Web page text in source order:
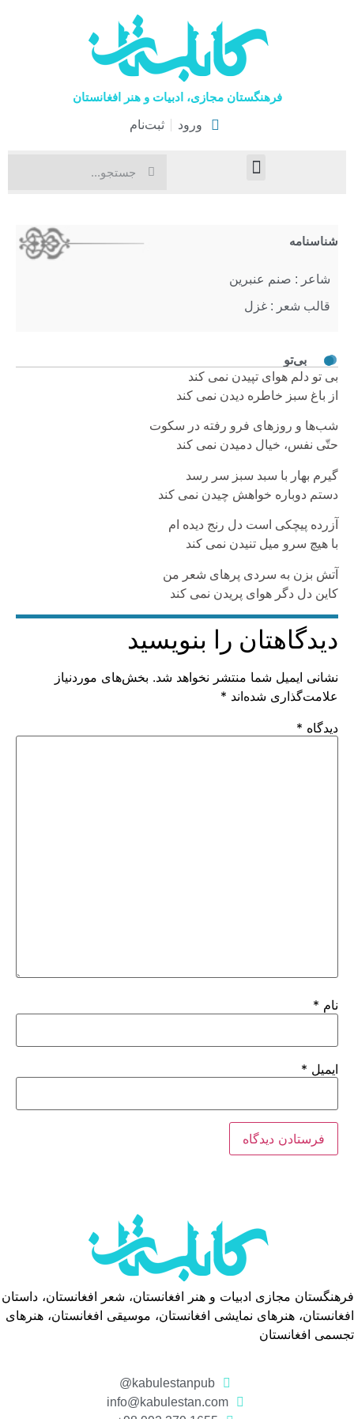
فرهنگستان مجازی، ادبیات و هنر افغانستان
ورود ثبت‌نام
بی‌تو
بی تو دلم هوای تپیدن نمی کند
از باغ سبز خاطره دیدن نمی کند
شب‌ها و روزهای فرو رفته در سکوت
حتّی نفس، خیال دمیدن نمی کند
گیرم بهار با سبد سبز سر رسد
دستم دوباره خواهش چیدن نمی کند
آزرده پیچکی است دل رنج دیده ام
با هیچ سرو میل تنیدن نمی کند
آتش بزن به سردی پرهای شعر من
کاین دل دگر هوای پریدن نمی کند
دیدگاهتان را بنویسید
نشانی ایمیل شما منتشر نخواهد شد. بخش‌های موردنیاز
علامت‌گذاری شده‌اند *
دیدگاه *
نام *
ایمیل *
شناسنامه
شاعر : صنم عنبرین
قالب شعر : غزل
فرهنگستان مجازی ادبیات و هنر افغانستان، شعر افغانستان، داستان
افغانستان، هنرهای نمایشی افغانستان، موسیقی افغانستان، هنرهای
تجسمی افغانستان
kabulestanpub@
info@kabulestan.com